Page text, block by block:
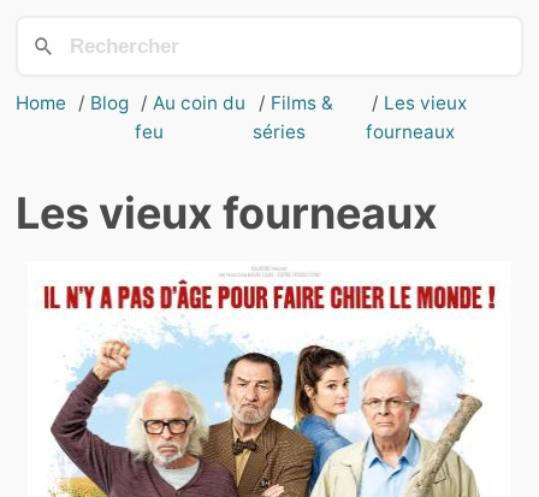
Home Blog
Au coin du
feu
Films &
séries
Les vieux
fourneaux
Les vieux fourneaux